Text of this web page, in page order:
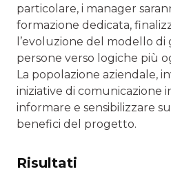
particolare, i manager
formazione dedicata,
l’evoluzione del modello
persone verso logiche più
La popolazione aziendale,
iniziative di comunicazione
informare e sensibilizzare
benefici del progetto.
Risultati